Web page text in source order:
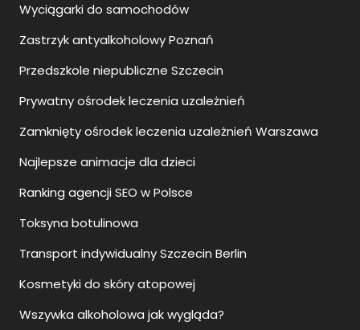
Wyciągarki do samochodów
Zastrzyk antyalkoholowy Poznań
Przedszkole niepubliczne Szczecin
Prywatny ośrodek leczenia uzależnień
Zamknięty ośrodek leczenia uzależnień Warszawa
Najlepsze animacje dla dzieci
Ranking agencji SEO w Polsce
Toksyna botulinowa
Transport indywidualny Szczecin Berlin
Kosmetyki do skóry atopowej
Wszywka alkoholowa jak wygląda?